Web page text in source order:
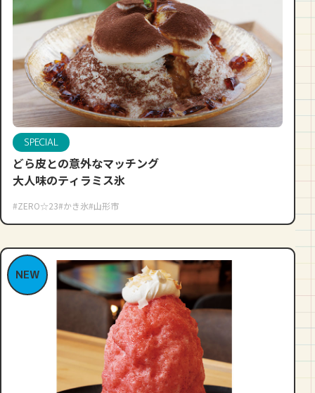
SPECIAL
どら皮との意外なマッチング
大人味のティラミス氷
#ZERO☆23#かき氷#山形市
NEW